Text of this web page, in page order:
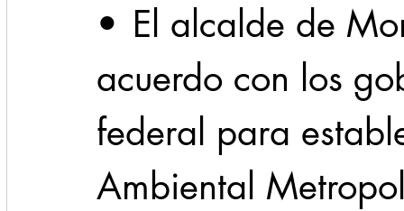
•	El alcalde de Monterrey firmó el
acuerdo con los
federal para
Ambiental